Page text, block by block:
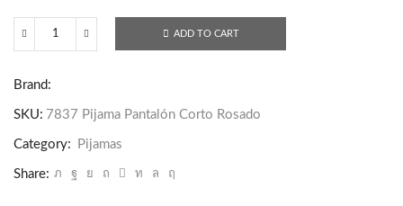
Corto
ADD TO CART
Brand:
SKU: 7837 Pijama Pantalón Corto Rosado
Category: Pijamas
Share: